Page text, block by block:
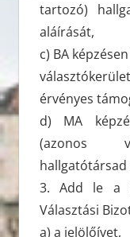
tartozó)
aláírását,
c) BA
érvényes
d) MA
(azonos
3. Add le a
Választási
a) a jelölőívet,